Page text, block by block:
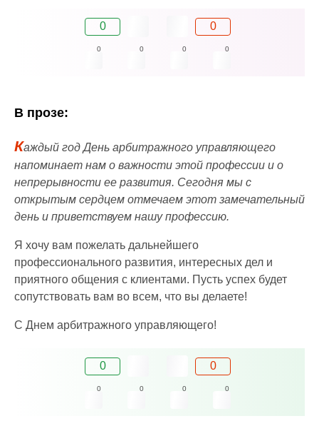
0 0
0 0 0 0
В прозе:
Каждый год День арбитражного управляющего
напоминает нам о важности этой профессии и о
непрерывности ее развития. Сегодня мы с
открытым сердцем отмечаем этот замечательный
день и приветствуем нашу профессию.
Я хочу вам пожелать дальнейшего
профессионального развития, интересных дел и
приятного общения с клиентами. Пусть успех будет
сопутствовать вам во всем, что вы делаете!
С Днем арбитражного управляющего!
0 0
0 0 0 0